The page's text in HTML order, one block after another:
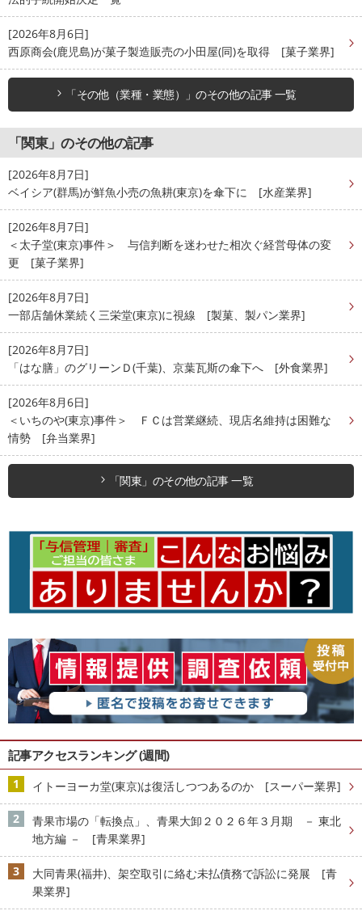
[2026年8月6日]
西原商会(鹿児島)が菓子製造販売の小田屋(同)を取得 [菓子業界]
「その他（業種・業態）」のその他の記事 一覧
「関東」のその他の記事
[2026年8月7日]
ベイシア(群馬)が鮮魚小売の魚耕(東京)を傘下に [水産業界]
[2026年8月7日]
＜太子堂(東京)事件＞ 与信判断を迷わせた相次ぐ経営母体の変
更 [菓子業界]
[2026年8月7日]
一部店舗休業続く三栄堂(東京)に視線 [製菓、製パン業界]
[2026年8月7日]
「はな膳」のグリーンＤ(千葉)、京葉瓦斯の傘下へ [外食業界]
[2026年8月6日]
＜いちのや(東京)事件＞ ＦＣは営業継続、現店名維持は困難な
情勢 [弁当業界]
「関東」のその他の記事 一覧
記事アクセスランキング (週間)
イトーヨーカ堂(東京)は復活しつつあるのか [スーパー業界]
青果市場の「転換点」、青果大卸２０２６年３月期 － 東北
地方編 － [青果業界]
大同青果(福井)、架空取引に絡む未払債務で訴訟に発展 [青
果業界]